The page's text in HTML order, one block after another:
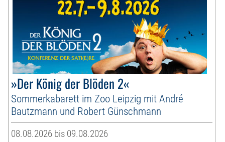
»Der König der Blöden 2«
Sommerkabarett im Zoo Leipzig mit André
Bautzmann und Robert Günschmann
08.08.2026 bis 09.08.2026